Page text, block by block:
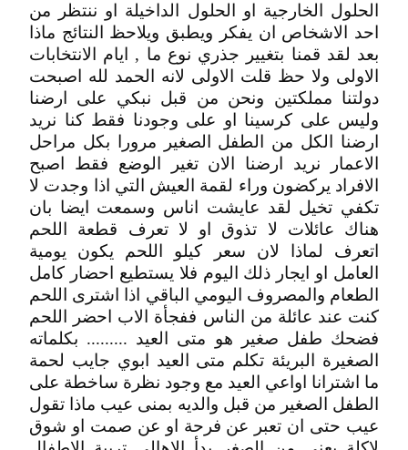
الحلول الخارجية او الحلول الداخيلة او ننتظر من
احد الاشخاص ان يفكر ويطبق ويلاحظ النتائج ماذا
بعد لقد قمنا بتغيير جذري نوع ما , ايام الانتخابات
الاولى ولا حظ قلت الاولى لانه الحمد لله اصبحت
دولتنا مملكتين ونحن من قبل نبكي على ارضنا
وليس على كرسينا او على وجودنا فقط كنا نريد
ارضنا الكل من الطفل الصغير مرورا بكل مراحل
الاعمار نريد ارضنا الان تغير الوضع فقط اصبح
الافراد يركضون وراء لقمة العيش التي اذا وجدت لا
تكفي تخيل لقد عايشت اناس وسمعت ايضا بان
هناك عائلات لا تذوق او لا تعرف قطعة اللحم
اتعرف لماذا لان سعر كيلو اللحم يكون يومية
العامل او ايجار ذلك اليوم فلا يستطيع احضار كامل
الطعام والمصروف اليومي الباقي اذا اشترى اللحم
كنت عند عائلة من الناس ففجأة الاب احضر اللحم
فضحك طفل صغير هو متى العيد ......... بكلماته
الصغيرة البريئة تكلم متى العيد ابوي جايب لحمة
ما اشترانا اواعي العيد مع وجود نظرة ساخطة على
الطفل الصغير من قبل والديه بمنى عيب ماذا تقول
عيب حتى ان تعبر عن فرحة او عن صمت او شوق